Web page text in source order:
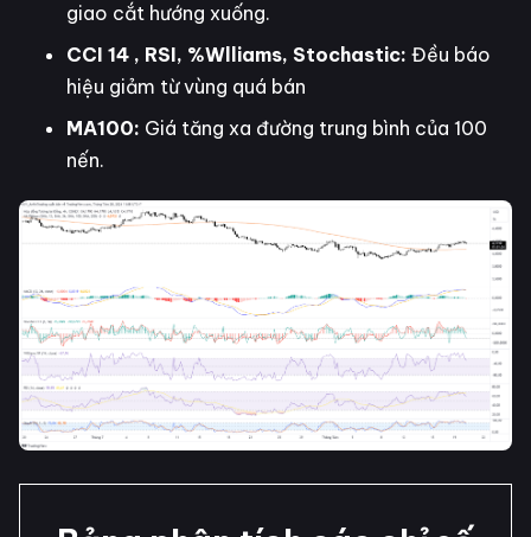
giao cắt hướng xuống.
CCI 14 , RSI, %Wlliams, Stochastic: Đều báo
hiệu giảm từ vùng quá bán
MA100: Giá tăng xa đường trung bình của 100
nến.